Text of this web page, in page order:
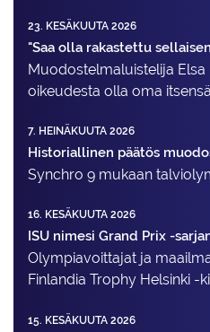
23. KESÄKUUTA 2026
"Saa olla rakastettu
Muodostelma­luistelija Elsa
oikeudesta olla oma itsensä
7. HEINÄKUUTA 2026
Historiallinen päätös
Synchro 9 mukaan
16. KESÄKUUTA 2026
ISU nimesi Grand Prix -
Olympiavoittajat ja
Finlandia Trophy Helsinki -
15. KESÄKUUTA 2026